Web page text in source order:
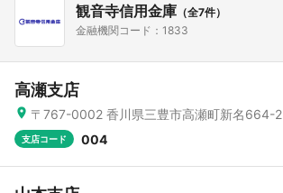
観音寺信用金庫 （全7件）
金融機関コード：1833
高瀬支店
〒767-0002 香川県三豊市高瀬町新名664-2
支店コード 004